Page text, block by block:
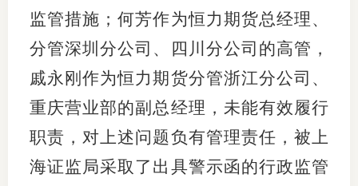
协会公
监管措施；何芳作为恒力期货总经理、
分管深圳分公司、四川分公司的高管，
戚永刚作为恒力期货分管浙江分公司、
重庆营业部的副总经理，未能有效履行
职责，对上述问题负有管理责任，被上
海证监局采取了出具警示函的行政监管